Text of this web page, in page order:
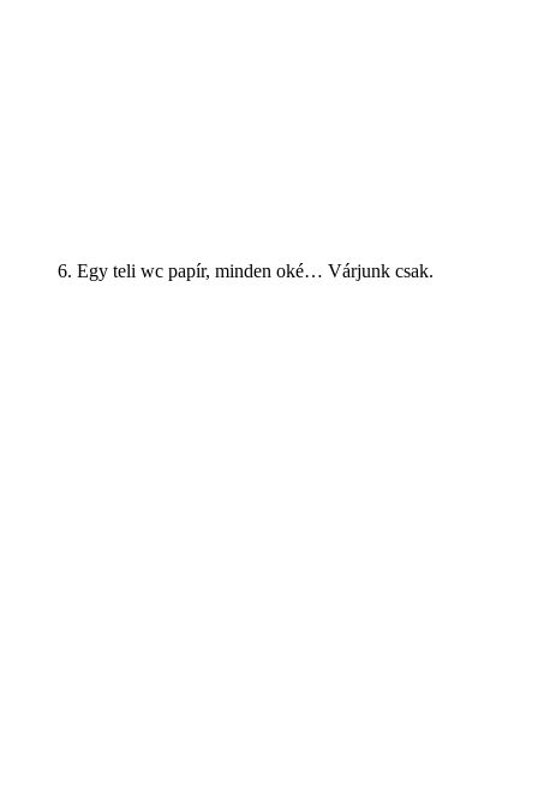
6. Egy teli wc papír, minden oké… Várjunk csak.